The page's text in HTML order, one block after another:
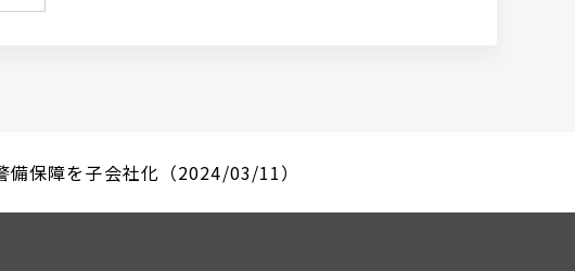
保障を子会社化（2024/03/11）